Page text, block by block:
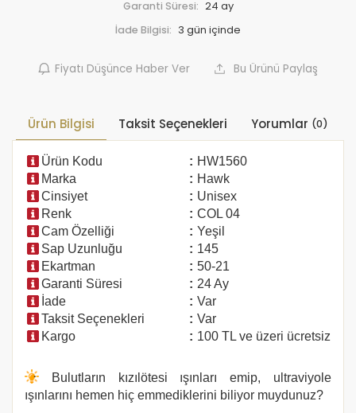
Garanti Süresi: 24 ay
İade Bilgisi:
Fiyatı Düşünce Haber Ver Bu Ürünü Paylaş
Ürün Bilgisi Taksit Seçenekleri Yorumlar (0)
Ürün Kodu : HW1560
Marka
: Hawk
Cinsiyet
: Unisex
Renk
: COL 04
Cam Özelliği
: Yeşil
Sap Uzunluğu
: 145
Ekartman
: 50-21
Garanti Süresi
: 24 Ay
İade
: Var
Taksit Seçenekleri
: Var
Kargo
: 100 TL ve üzeri ücretsiz
Bulutların kızılötesi ışınları emip, ultraviyole
ışınlarını hemen hiç emmediklerini biliyor muydunuz?